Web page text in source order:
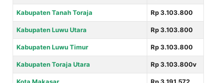
Kabupaten Tanah Toraja Rp 3.103.800
Kabupaten Luwu Utara Rp 3.103.800
Kabupaten Luwu Timur Rp 3.103.800
Kabupaten Toraja Utara Rp 3.103.800v